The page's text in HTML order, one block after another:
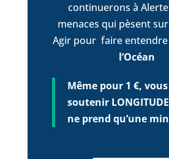
continuerons à
menaces qui pèsent sur
Agir pour faire entendre
l’Océan
Même pour 1 €,
soutenir
ne prend qu’une